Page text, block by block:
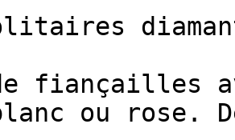
fiançailles
ou rose.